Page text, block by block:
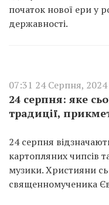
початок нової ери у
державності.
07:31 24 Серпня, 2024
24 серпня: яке
традиції,
24 серпня
картопляних чипсів
музики. Християни
священномученика